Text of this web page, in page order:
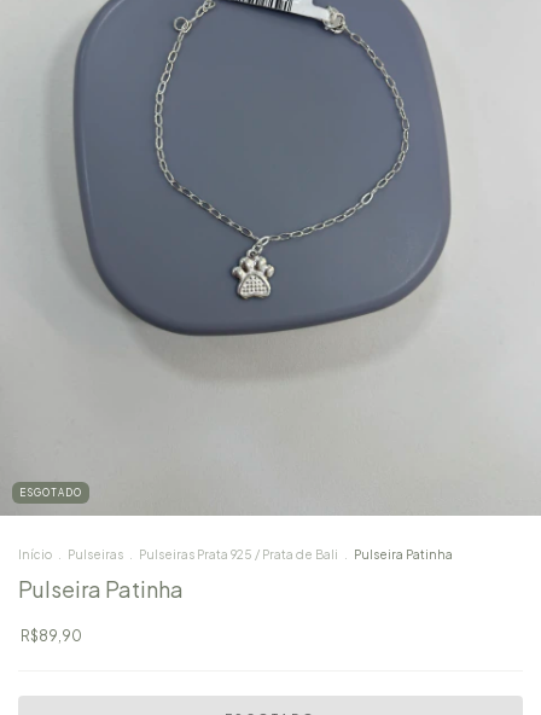
ESGOTADO
Início Pulseiras Pulseiras Prata 925 / Prata de Bali Pulseira Patinha
Pulseira Patinha
R$89,90